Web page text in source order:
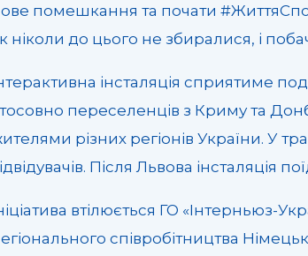
помешкання та почати
ніколи до цього не збиралися, і
інсталяція сприятиме
переселенців з Криму та
різних регіонів України. У
Після Львова інсталяція
втілюється ГО «Інтерньюз-
співробітництва